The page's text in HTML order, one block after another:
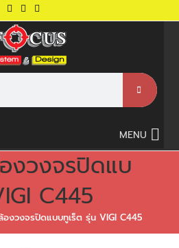
MENU
งวงจรปิดแบ
C445
งวงจรปิดแบบทูเร็ต รุ่น VIGI C445